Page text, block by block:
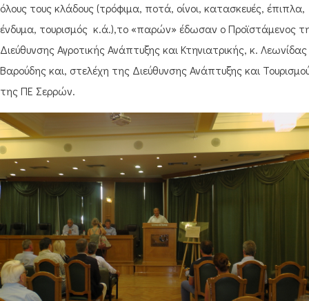
όλους τους κλάδους (τρόφιμα, ποτά, οίνοι, κατασκευές, έπιπλα,
ένδυμα, τουρισμός κ.ά.),το «παρών» έδωσαν ο Προϊστάμενος
Διεύθυνσης Αγροτικής Ανάπτυξης και Κτηνιατρικής, κ. Λεωνίδας
Βαρούδης και, στελέχη της Διεύθυνσης Ανάπτυξης και
της ΠΕ Σερρών.